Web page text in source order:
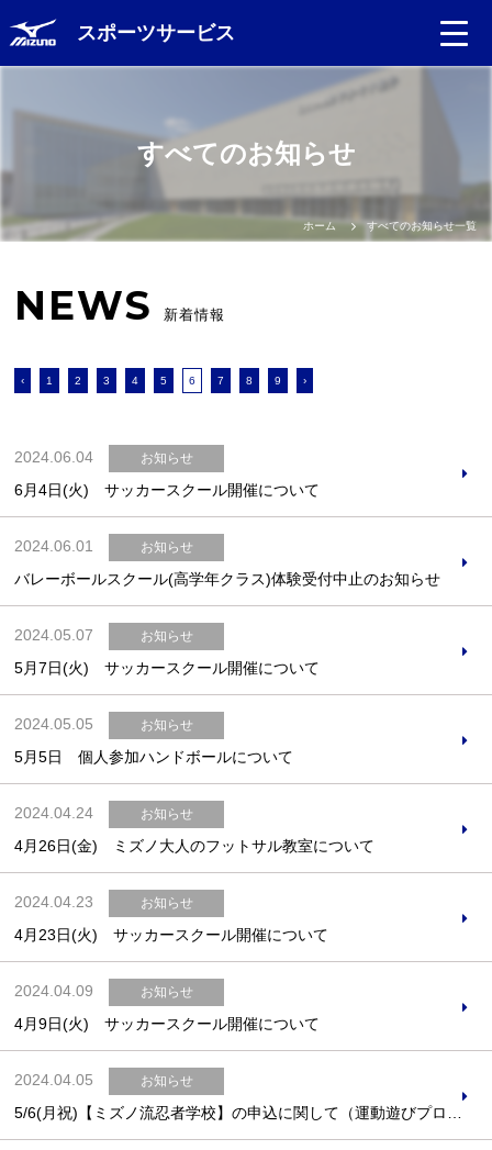
スポーツサービス
Language
日本語
한글
Portugues
すべてのお知らせ
ホーム すべてのお知らせ一覧
NEWS 新着情報
‹ 1 2 3 4 5 6 7 8 9 ›
2024.06.04 お知らせ
6月4日(火) サッカースクール開催について
2024.06.01 お知らせ
バレーボールスクール(高学年クラス)体験受付中止のお知らせ
2024.05.07 お知らせ
5月7日(火) サッカースクール開催について
2024.05.05 お知らせ
5月5日 個人参加ハンドボールについて
2024.04.24 お知らせ
4月26日(金) ミズノ大人のフットサル教室について
2024.04.23 お知らせ
4月23日(火) サッカースクール開催について
2024.04.09 お知らせ
4月9日(火) サッカースクール開催について
2024.04.05 お知らせ